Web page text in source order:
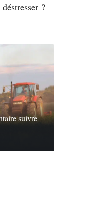
?
suivre